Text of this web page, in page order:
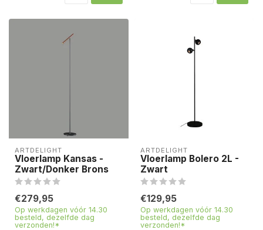
ARTDELIGHT
Vloerlamp Kansas -
Zwart/Donker Brons
€279,95
Op werkdagen vóór 14.30
besteld, dezelfde dag
verzonden!*
ARTDELIGHT
Vloerlamp Bolero 2L -
Zwart
€129,95
Op werkdagen vóór 14.30
besteld, dezelfde dag
verzonden!*